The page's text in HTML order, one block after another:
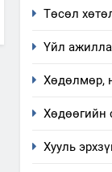
Төсөл
Үйл
Хөдөлмөр,
Хөдөөгийн
Хууль